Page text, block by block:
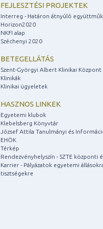
FEJLESZTÉSI PROJEKTEK
Interreg - Határon átnyúló
Horizon2020
NKFI alap
Széchenyi 2020
BETEGELLÁTÁS
Szent-Györgyi Albert Klinikai Központ
Klinikák
Klinikai ügyeletek
HASZNOS LINKEK
Egyetemi klubok
Klebelsberg Könyvtár
József Attila Tanulmányi és
EHÖK
Térkép
Rendezvényhelyszín - SZTE központi
Karrier - Pályázatok egyetemi
tisztségekre